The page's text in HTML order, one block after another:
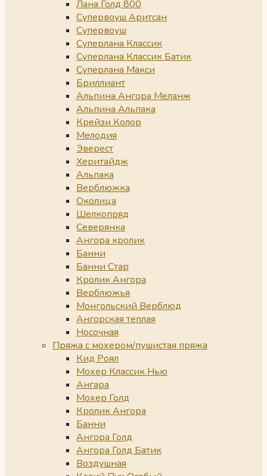
Лана Голд 800
Супервоуш Аритсан
Супервоуш
Суперлана Классик
Суперлана Классик Батик
Суперлана Макси
Бриллиант
Альпина Ангора Меланж
Альпина Альпака
Крейзи Колор
Мелодия
Эверест
Херитайдж
Альпака
Верблюжка
Околица
Шелкопряд
Северянка
Ангора кролик
Банни
Банни Стар
Кролик Ангора
Верблюжья
Монгольский Верблюд
Ангорская теплая
Носочная
Пряжа с мохером/пушистая пряжа
Кид Роял
Мохер Классик Нью
Ангара
Мохер Голд
Кролик Ангора
Банни
Ангора Голд
Ангора Голд Батик
Воздушная